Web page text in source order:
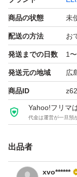
商品の状態 未
配送の方法 お
発送までの日数 1
発送元の地域 広
商品ID
Yahoo!フリマ
代金は運営が一旦預
出品者
xvo******